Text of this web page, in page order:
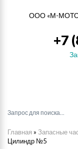
ООО «М-
+7
Главная » Запасные
Цилиндр №5